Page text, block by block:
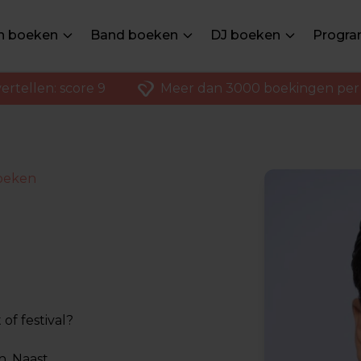
boeken Band boeken DJ boeken
score 9 Meer dan 3000 boekingen per
festival?